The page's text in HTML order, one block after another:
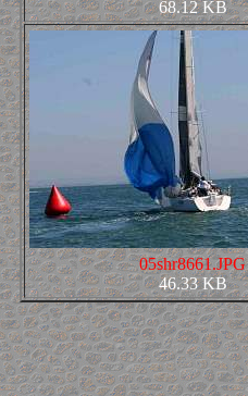
68.12 KB
05shr8661.JPG
46.33 KB